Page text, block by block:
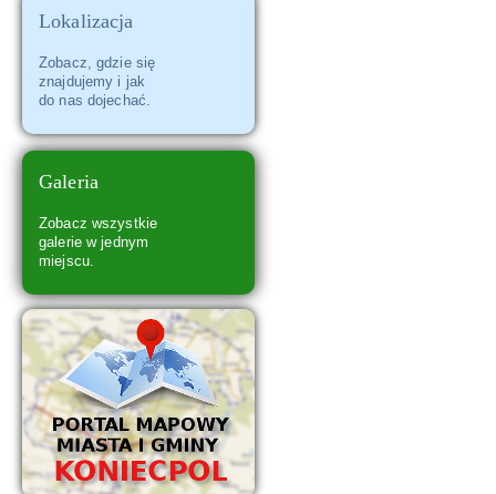
Zespół Szkół w Koniecpolu
Zabytkowy Kościół Trójcy Świętej
Lokalizacja
Zobacz, gdzie się
znajdujemy i jak
do nas dojechać.
Galeria
Zobacz wszystkie
galerie w jednym
miejscu.